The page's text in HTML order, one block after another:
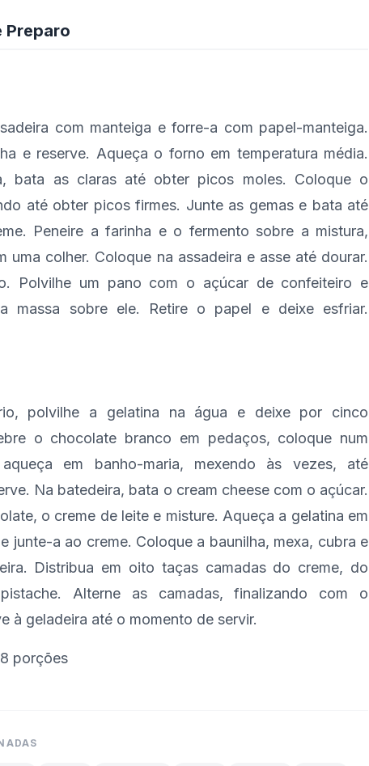
Preparo
com manteiga e forre-a com papel-manteiga.
e reserve. Aqueça o forno em temperatura média.
bata as claras até obter picos moles. Coloque o
até obter picos firmes. Junte as gemas e bata até
Peneire a farinha e o fermento sobre a mistura,
uma colher. Coloque na assadeira e asse até dourar.
Polvilhe um pano com o açúcar de confeiteiro e
massa sobre ele. Retire o papel e deixe esfriar.
polvilhe a gelatina na água e deixe por cinco
o chocolate branco em pedaços, coloque num
em banho-maria, mexendo às vezes, até
Na batedeira, bata o cream cheese com o açúcar.
o creme de leite e misture. Aqueça a gelatina em
junte-a ao creme. Coloque a baunilha, mexa, cubra e
Distribua em oito taças camadas do creme, do
Alterne as camadas, finalizando com o
à geladeira até o momento de servir.
porções